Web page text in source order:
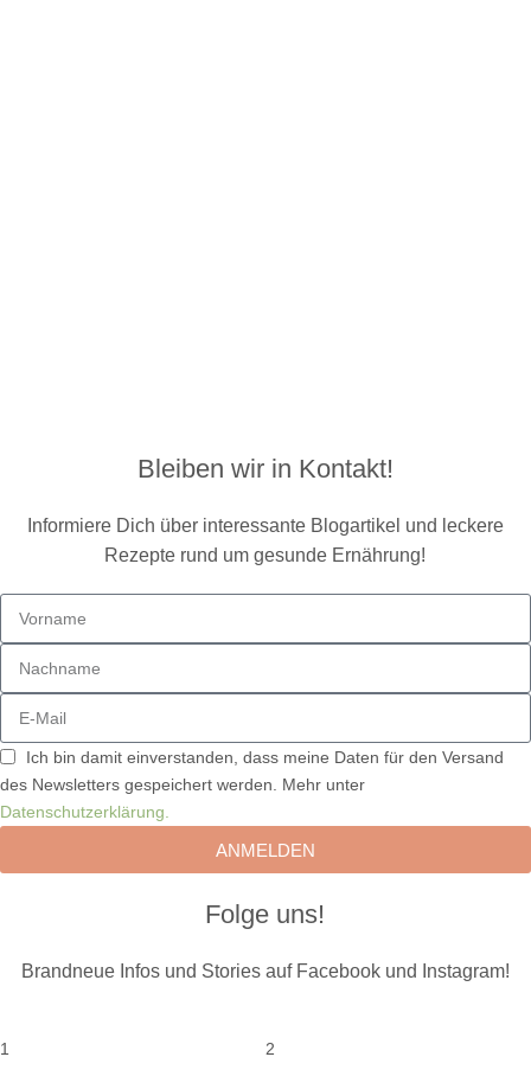
Bleiben wir in Kontakt!
Informiere Dich über interessante Blogartikel und leckere
Rezepte rund um gesunde Ernährung!
Ich bin damit einverstanden, dass meine Daten für den Versand
des Newsletters gespeichert werden. Mehr unter
Datenschutzerklärung.
ANMELDEN
Folge uns!
Brandneue Infos und Stories auf Facebook und Instagram!
1 2